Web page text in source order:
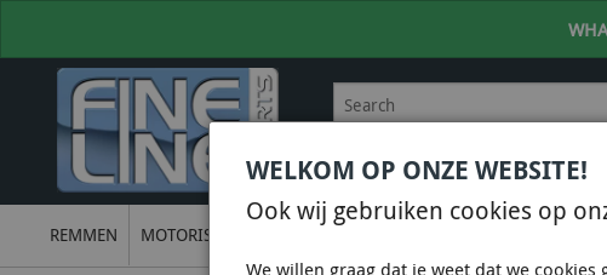
BEL +31 36 844 77 00VOOR
REMMEN MOTORISCH
WELKOM OP ONZE WEBSITE!
Ook wij gebruiken cookies op
We willen graag dat je weet dat we